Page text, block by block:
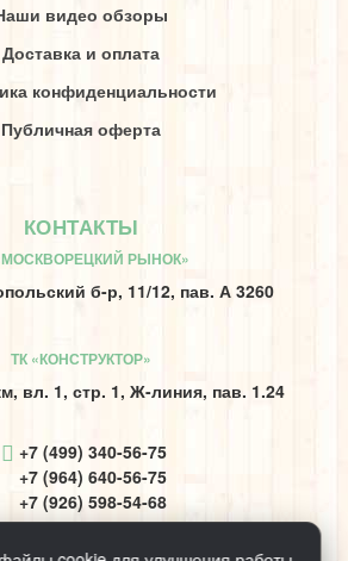
видео обзоры
Доставка и оплата
конфиденциальности
Публичная оферта
КОНТАКТЫ
РЫНОК»
б-р, 11/12, пав. А 3260
ТК «КОНСТРУКТОР»
вл. 1, стр. 1, Ж-линия, пав. 1.24
+7 (499) 340-56-75
+7 (964) 640-56-75
+7 (926) 598-54-68
inform@ecosaunaru.ru